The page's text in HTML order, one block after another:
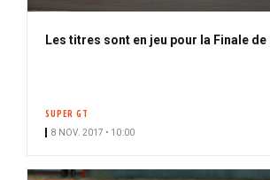
Les titres sont en jeu pour la Finale
SUPER GT
8 NOV. 2017 • 10:00